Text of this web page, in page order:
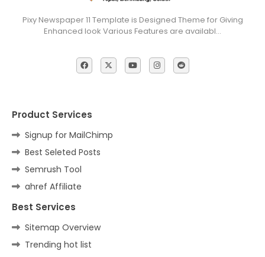
Pixy Newspaper 11 Template is Designed Theme for Giving
Enhanced look Various Features are availabl…
Product Services
Signup for MailChimp
Best Seleted Posts
Semrush Tool
ahref Affiliate
Best Services
Sitemap Overview
Trending hot list